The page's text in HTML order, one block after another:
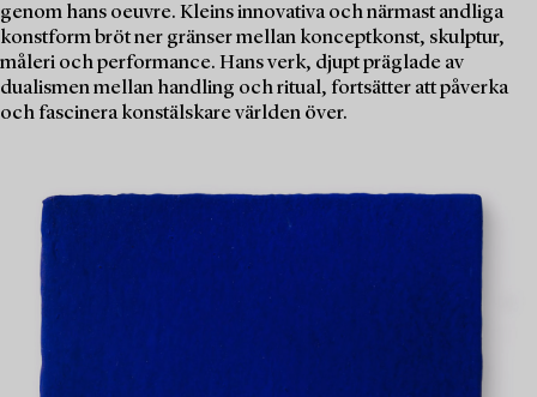
genom hans oeuvre. Kleins innovativa och närmast andliga
konstform bröt ner gränser mellan konceptkonst, skulptur,
måleri och performance. Hans verk, djupt präglade av
dualismen mellan handling och ritual, fortsätter att påverka
och fascinera konstälskare världen över.